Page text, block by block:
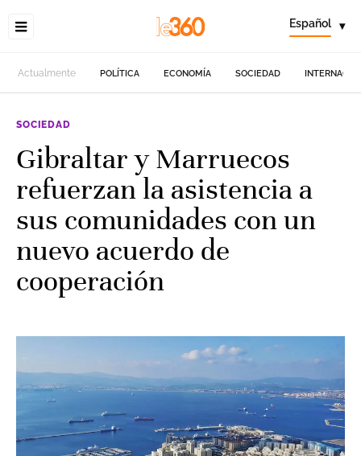
Español ▾
Actualmente POLÍTICA ECONOMÍA SOCIEDAD
SOCIEDAD
Gibraltar y Marruecos
refuerzan la asistencia a
sus comunidades con un
nuevo acuerdo de
cooperación